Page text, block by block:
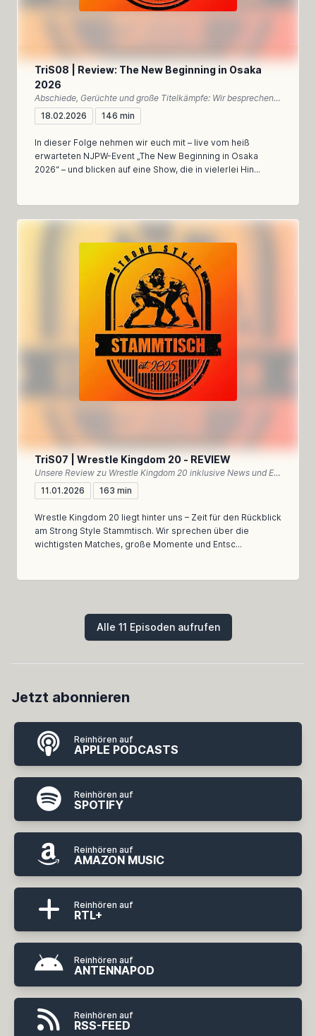
TriS08 | Review: The New Beginning in Osaka
2026
Abschiede, Gerüchte und große Titelkämpfe: Wir besprechen New Beginning in Osaka 2026 – emotional, meinungsstark und dennoch analytisch
18.02.2026
146 min
In dieser Folge nehmen wir euch mit – live vom heiß
erwarteten NJPW-Event „The New Beginning in Osaka
2026“ – und blicken auf eine Show, die in vielerlei Hin...
TriS07 | Wrestle Kingdom 20 - REVIEW
Unsere Review zu Wrestle Kingdom 20 inklusive News und Einordnung des NEW YEAR DASH!!
11.01.2026
163 min
Wrestle Kingdom 20 liegt hinter uns – Zeit für den Rückblick
am Strong Style Stammtisch. Wir sprechen über die
wichtigsten Matches, große Momente und Entsc...
Alle 11 Episoden aufrufen
Jetzt abonnieren
Reinhören auf
APPLE PODCASTS
Reinhören auf
SPOTIFY
Reinhören auf
AMAZON MUSIC
Reinhören auf
RTL+
Reinhören auf
ANTENNAPOD
Reinhören auf
RSS-FEED